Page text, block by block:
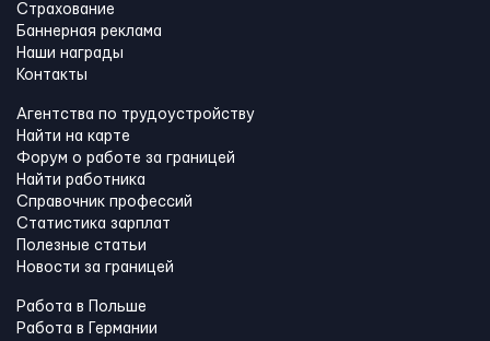
Страхование
Баннерная реклама
Наши награды
Контакты
Агентства по трудоустройству
Найти на карте
Форум о работе за границей
Найти работника
Справочник профессий
Статистика зарплат
Полезные статьи
Новости за границей
Работа в Польше
Работа в Германии